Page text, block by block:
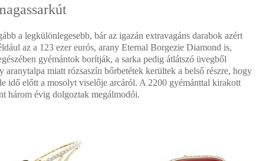
a legkülönlegesebb, bár az igazán extravagáns darabok azért
az a 123 ezer eurós, arany Eternal Borgezie Diamond is,
gyémántok borítják, a sarka pedig átlátszó üvegből
aranytalpa miatt rózsaszín bőrbetétek kerültek a belső részre, hogy
idő előtt a mosolyt viselője arcáról. A 2200 gyémánttal kirakott
három évig dolgoztak megálmodói.